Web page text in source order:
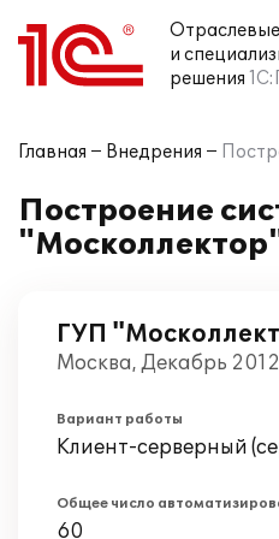
Отраслевые
и
решения
Главная Внедрения
Построение
ГУП
Москва, Декабрь 2012
Вариант работы
Клиент-серверный
Общее число
60